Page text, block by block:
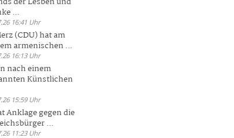
...
16:41 Uhr
(CDU) hat am
armenischen ...
16:13 Uhr
nach einem
Künstlichen
15:59 Uhr
Anklage gegen die
...
11:23 Uhr